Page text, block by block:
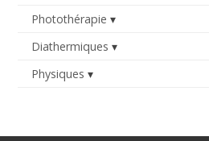
Photothérapie
Diathermiques
Physiques